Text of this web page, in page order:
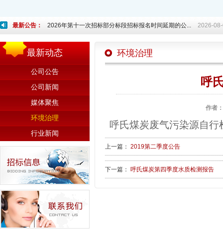
最新公告： 2026年第十一次招标部分标段招标报名时间延期的公... 2026-
最新动态
公司公告
公司新闻
媒体聚焦
环境治理
行业新闻
环境治理
呼
作者：
呼氏煤炭废气污染源自
上一篇： 2019第二季度公告
下一篇： 呼氏煤炭第四季度水质检测报告